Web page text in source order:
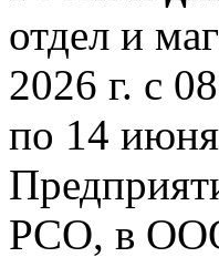
отдел и
2026 г. с
по 14
РСО, в